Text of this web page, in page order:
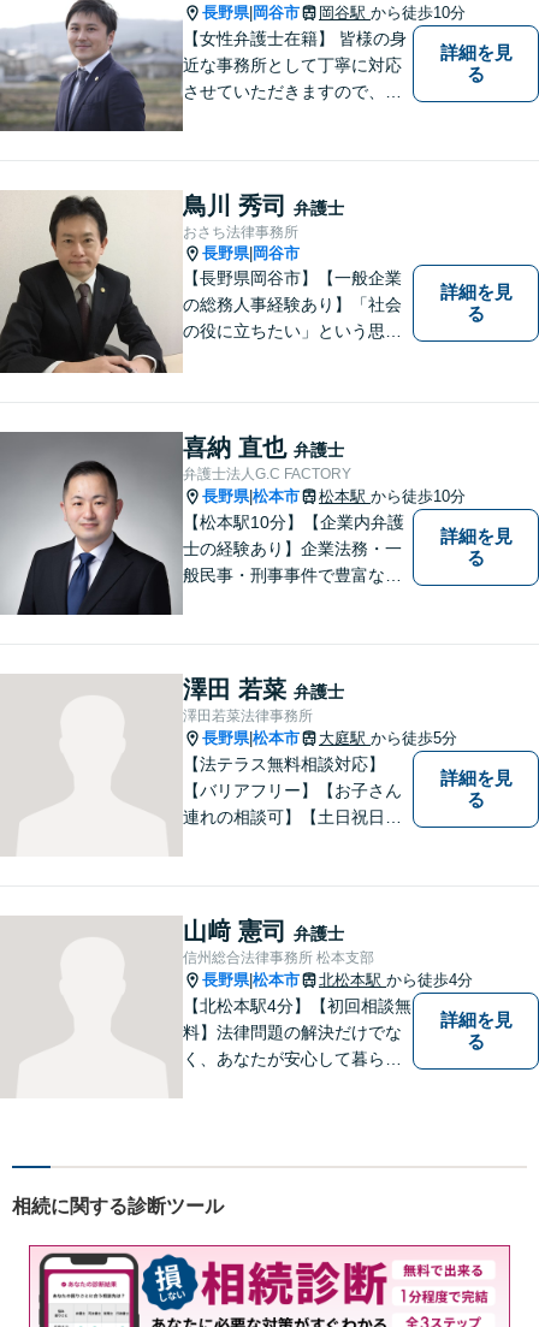
長野県| 岡谷市 岡谷駅 から徒歩10分
【女性弁護士在籍】 皆様の身
近な事務所として丁寧に対応
させていただきますので、お
詳細を見
る
鳥川 秀司 弁護士
おさち法律事務所
長野県| 岡谷市
【長野県岡谷市】【一般企業
の総務人事経験あり】「社会
の役に立ちたい」という思い
谷市・長野県中南信の人々の
権利を守るために懸命に働き
ます。離婚・借金・交通事故
などお気軽にご相談くださ
い。
詳細を見
る
喜納 直也 弁護士
弁護士法人G.C FACTORY
長野県|松本市 松本駅 から徒歩10分
【松本駅10分】【企業内弁護
士の経験あり】企業法務・一
般民事・刑事事件で豊富な実
供します。
詳細を見
る
澤田 若菜 弁護士
澤田若菜法律事務所
長野県|松本市 大庭駅 から徒歩5分
【法テラス無料相談対応】
【バリアフリー】【お子さん
連れの相談可】【土日祝日応
詳細を見
る
山﨑 憲司 弁護士
信州総合法律事務所 松本支部
長野県|松本市 北松本駅 から徒歩4分
【北松本駅4分】【初回相談無
料】法律問題の解決だけでな
く、あなたが安心して暮らせ
せください。お気持ちに寄り
よう全力を尽くします。【法
テラス利用可】
詳細を見
る
相続に関する診断ツール